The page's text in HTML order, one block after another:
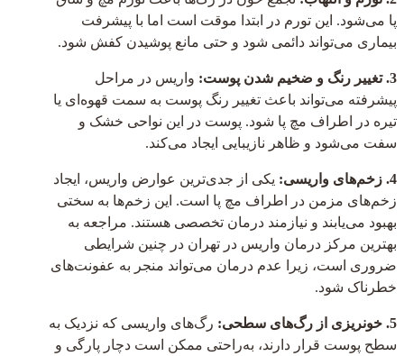
پا می‌شود. این تورم در ابتدا موقت است اما با پیشرفت
بیماری می‌تواند دائمی شود و حتی مانع پوشیدن کفش شود.
3. تغییر رنگ و ضخیم شدن پوست:
واریس در مراحل
پیشرفته می‌تواند باعث تغییر رنگ پوست به سمت قهوه‌ای یا
تیره در اطراف مچ پا شود. پوست در این نواحی خشک و
سفت می‌شود و ظاهر نازیبایی ایجاد می‌کند.
4. زخم‌های واریسی:
یکی از جدی‌ترین عوارض واریس، ایجاد
زخم‌های مزمن در اطراف مچ پا است. این زخم‌ها به سختی
بهبود می‌یابند و نیازمند درمان تخصصی هستند. مراجعه به
بهترین مرکز درمان واریس در تهران در چنین شرایطی
ضروری است، زیرا عدم درمان می‌تواند منجر به عفونت‌های
خطرناک شود.
5. خونریزی از رگ‌های سطحی:
رگ‌های واریسی که نزدیک به
سطح پوست قرار دارند، به‌راحتی ممکن است دچار پارگی و